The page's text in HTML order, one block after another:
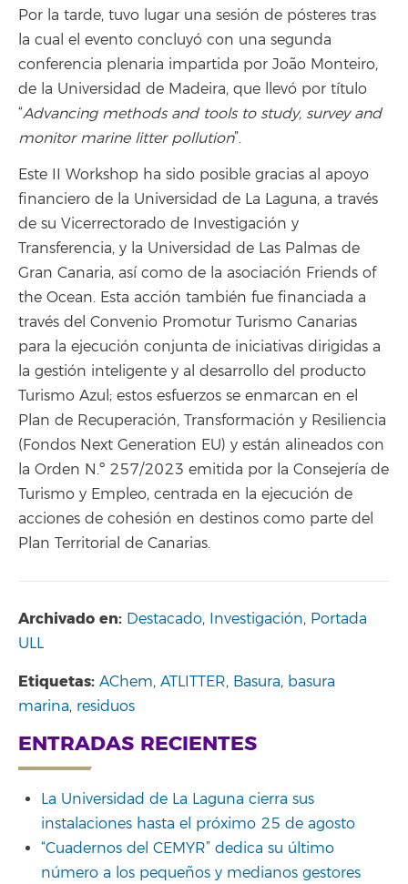
Por la tarde, tuvo lugar una sesión de pósteres tras
la cual el evento concluyó con una segunda
conferencia plenaria impartida por João Monteiro,
de la Universidad de Madeira, que llevó por título
“Advancing methods and tools to study, survey and
monitor marine litter pollution”.
Este II Workshop ha sido posible gracias al apoyo
financiero de la Universidad de La Laguna, a través
de su Vicerrectorado de Investigación y
Transferencia, y la Universidad de Las Palmas de
Gran Canaria, así como de la asociación Friends of
the Ocean. Esta acción también fue financiada a
través del Convenio Promotur Turismo Canarias
para la ejecución conjunta de iniciativas dirigidas a
la gestión inteligente y al desarrollo del producto
Turismo Azul; estos esfuerzos se enmarcan en el
Plan de Recuperación, Transformación y Resiliencia
(Fondos Next Generation EU) y están alineados con
la Orden N.º 257/2023 emitida por la Consejería de
Turismo y Empleo, centrada en la ejecución de
acciones de cohesión en destinos como parte del
Plan Territorial de Canarias.
Archivado en: Destacado, Investigación, Portada
ULL
Etiquetas: AChem, ATLITTER, Basura, basura
marina, residuos
ENTRADAS RECIENTES
La Universidad de La Laguna cierra sus
instalaciones hasta el próximo 25 de agosto
“Cuadernos del CEMYR” dedica su último
número a los pequeños y medianos gestores